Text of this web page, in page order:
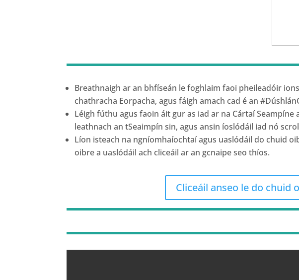
Breathnaigh ar an bhfíseán le foghlaim faoi pheileadóir
chathracha Eorpacha, agus fáigh amach cad é an
Léigh fúthu agus faoin áit gur as iad ar na Cártaí
leathnach an tSeaimpín sin, agus ansin íoslódáil iad nó
Líon isteach na ngníomhaíochtaí agus uaslódáil do chuid
oibre a uaslódáil ach cliceáil ar an gcnaipe seo thíos.
Cliceáil anseo le do chuid